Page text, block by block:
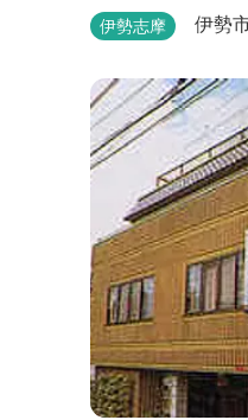
摩方面へのお出か
伊勢志摩 伊勢